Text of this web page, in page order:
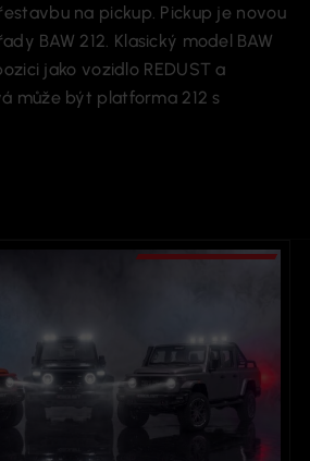
na pickup. Pickup je novou
BAW 212. Klasický model BAW
jako vozidlo REDUST a
může být platforma 212 s